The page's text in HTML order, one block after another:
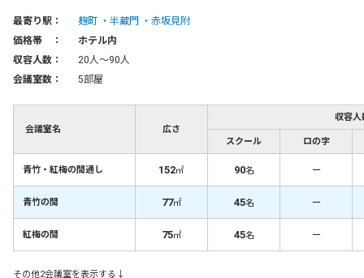
最寄り駅： 麹町 半蔵門
赤坂見附
価格帯 ：
ホテル内
収容人数：
20人〜90人
会議室数：
5部屋
会議室名 広さ
収容人
スクール ロの字
青竹・紅梅の間通し 152㎡ 90名 －
青竹の間 77㎡ 45名 －
紅梅の間 75㎡ 45名 －
その他2会議室を表示する↓